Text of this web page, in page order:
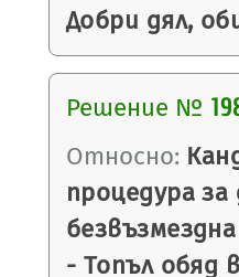
Добри дял,
Решение №
Относно:
процедура
- Топъл обяд